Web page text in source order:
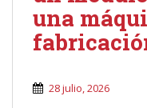
una
28 julio, 2026